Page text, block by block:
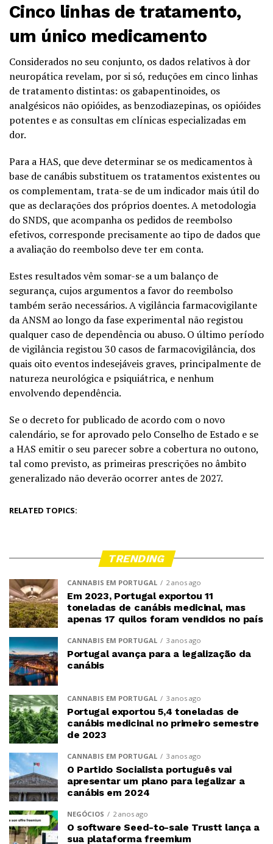
Cinco linhas de tratamento,
um único medicamento
Considerados no seu conjunto, os dados relativos à dor
neuropática revelam, por si só, reduções em cinco linhas
de tratamento distintas: os gabapentinoides, os
analgésicos não opióides, as benzodiazepinas, os opióides
potentes e as consultas em clínicas especializadas em
dor.
Para a HAS, que deve determinar se os medicamentos à
base de canábis substituem os tratamentos existentes ou
os complementam, trata-se de um indicador mais útil do
que as declarações dos próprios doentes. A metodologia
do SNDS, que acompanha os pedidos de reembolso
efetivos, corresponde precisamente ao tipo de dados que
a avaliação do reembolso deve ter em conta.
Estes resultados vêm somar-se a um balanço de
segurança, cujos argumentos a favor do reembolso
também serão necessários. A vigilância farmacovigilante
da ANSM ao longo da fase experimental não registou
qualquer caso de dependência ou abuso. O último período
de vigilância registou 30 casos de farmacovigilância, dos
quais oito eventos indesejáveis graves, principalmente de
natureza neurológica e psiquiátrica, e nenhum
envolvendo dependência.
Se o decreto for publicado de acordo com o novo
calendário, se for aprovado pelo Conselho de Estado e se
a HAS emitir o seu parecer sobre a cobertura no outono,
tal como previsto, as primeiras prescrições no âmbito
generalizado não deverão ocorrer antes de 2027.
RELATED TOPICS:
TRENDING
CANNABIS EM PORTUGAL 2 anos ago
Em 2023, Portugal exportou 11
toneladas de canábis medicinal, mas
apenas 17 quilos foram vendidos no país
CANNABIS EM PORTUGAL 3 anos ago
Portugal avança para a legalização da
canábis
CANNABIS EM PORTUGAL 3 anos ago
Portugal exportou 5,4 toneladas de
canábis medicinal no primeiro semestre
de 2023
CANNABIS EM PORTUGAL 3 anos ago
O Partido Socialista português vai
apresentar um plano para legalizar a
canábis em 2024
NEGÓCIOS 2 anos ago
O software Seed-to-sale Trustt lança a
sua plataforma freemium